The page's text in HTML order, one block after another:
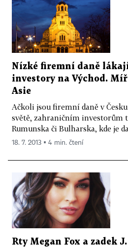
Nízké firemní daně
investory na Východ.
Asie
Ačkoli jsou firemní daně v
světě, zahraničním investorům
Rumunska či Bulharska, kde je
18. 7. 2013 ▪ 4 min. čtení
Rty Megan Fox a zadek